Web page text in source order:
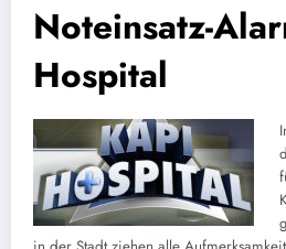
Noteinsatz-
Hospital